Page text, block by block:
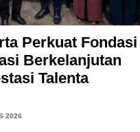
Perkuat Fondasi
Berkelanjutan
Talenta
2026